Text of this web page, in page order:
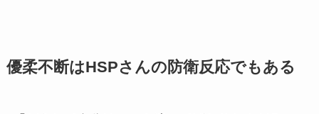
優柔不断はHSPさんの防衛反応でもある